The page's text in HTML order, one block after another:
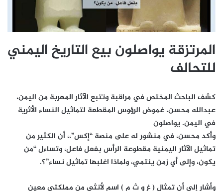
المرتزقة يواصلون بيع التاريخ اليمني
للتحالف
كشف الباحث المختص في مراقبة وتتبع الآثار المهربة من اليمن،
عبدالله محسن، غموض الرؤوس المقطعة لتماثيل النساء الأثرية
في اليمن. يواصلون
وأكد محسن، في منشور له على منصة “إكس”،، أن الكثير من
تماثيل الآثار اليمنية مقطوعة الرأس بفعل فاعل، وتساءل “من
يكون، وإلى أي زمن ينتمي، ولماذا اغلبها تماثيل نساء”؟.
وأشار إلى أن تمثال ( غ و ث م ) اسم لأنثى من مملكتي معين